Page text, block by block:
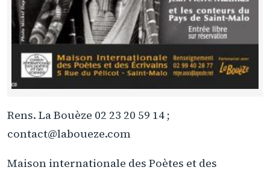
Rens. La Bouèze 02 23 20 59 14 ;
contact@laboueze.com
Maison internationale des Poètes et des